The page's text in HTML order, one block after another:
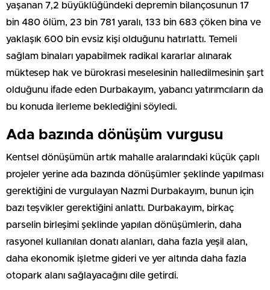
yaşanan 7,2 büyüklüğündeki depremin bilançosunun 17
bin 480 ölüm, 23 bin 781 yaralı, 133 bin 683 çöken bina ve
yaklaşık 600 bin evsiz kişi olduğunu hatırlattı. Temeli
sağlam binaları yapabilmek radikal kararlar alınarak
müktesep hak ve bürokrasi meselesinin halledilmesinin şart
olduğunu ifade eden Durbakayım, yabancı yatırımcıların da
bu konuda ilerleme beklediğini söyledi.
Ada bazında dönüşüm vurgusu
Kentsel dönüşümün artık mahalle aralarındaki küçük çaplı
projeler yerine ada bazında dönüşümler şeklinde yapılması
gerektiğini de vurgulayan Nazmi Durbakayım, bunun için
bazı teşvikler gerektiğini anlattı. Durbakayım, birkaç
parselin birleşimi şeklinde yapılan dönüşümlerin, daha
rasyonel kullanılan donatı alanları, daha fazla yeşil alan,
daha ekonomik işletme gideri ve yer altında daha fazla
otopark alanı sağlayacağını dile getirdi.